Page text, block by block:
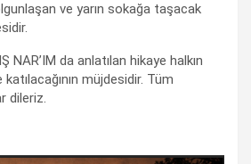
ve yarın sokağa taşacak
NAR’IM da anlatılan hikaye halkın
müjdesidir. Tüm
dileriz.